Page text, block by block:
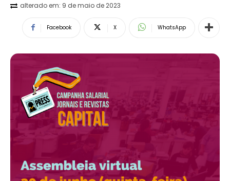
alterado em: 9 de maio de 2023
Facebook X WhatsApp